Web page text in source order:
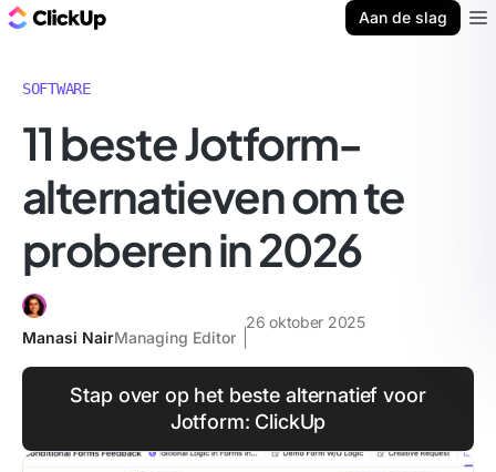
Aan de slag
SOFTWARE
11 beste Jotform-
alternatieven om te
proberen in 2026
Manasi NairManaging Editor
26 oktober 2025
Stap over op het beste alternatief voor
Jotform: ClickUp